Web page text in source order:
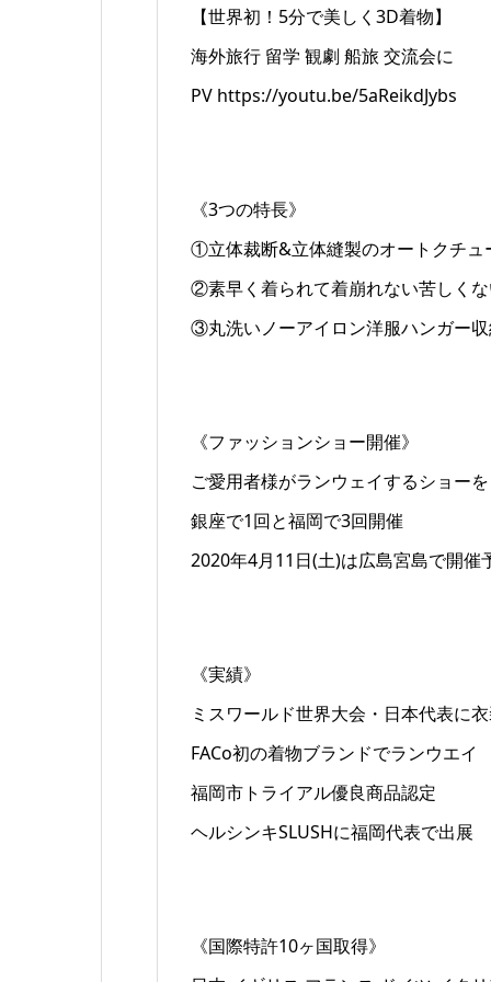
【世界初！5分で美しく3D着物】
海外旅行 留学 観劇 船旅 交流会に
PV https://youtu.be/5aReikdJybs
《3つの特長》
①立体裁断&立体縫製のオートクチュ
②素早く着られて着崩れない苦しく
③丸洗いノーアイロン洋服ハンガー
《ファッションショー開催》
ご愛用者様がランウェイするショーを
銀座で1回と福岡で3回開催
2020年4月11日(土)は広島宮島で開催
《実績》
ミスワールド世界大会・日本代表に
FACo初の着物ブランドでランウエイ
福岡市トライアル優良商品認定
ヘルシンキSLUSHに福岡代表で出展
《国際特許10ヶ国取得》